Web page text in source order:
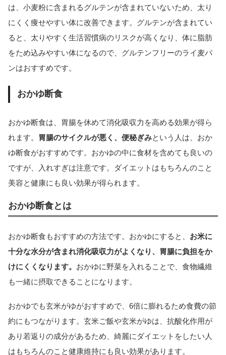
は、小麦粉に含まれるグルテンが含まれていないため、太り
にくく痩せやすい体に改善できます。グルテンが含まれてい
ると、太りやすく生活習慣病のリスクが高くなり、体に脂肪
をため込みやすい体になるので、グルテンフリーのライ麦パ
ンはおすすめです。
おかゆ断食
おかゆ断食は、胃腸を休めて消化吸収力を高める効果が得ら
れます。
胃腸のサイクルが悪く、便秘ぎみという人は、おか
ゆ断食がおすすめです。おかゆの中に食材を含めても良いの
ですが、入れすぎは注意です。ダイエットはもちろんのこと
美容と健康にも良い効果が得られます。
おかゆ断食とは
おかゆ断食もおすすめの方法です。おかゆにすると、 お米に
十分な水分が含まれ消化吸収力がよくなり、胃腸に負担をか
けにくくなります。 おかゆに野菜を入れることで、食物繊維
も一緒に摂取できることになります。
おかゆでも玄米がゆがおすすめで、6倍に膨れるため食費の節
約にもつながります。玄米ご飯や玄米がゆは、抗酸化作用が
あり若返りの成分があるため、綺麗にダイエットをしたい人
はもちろんのこと健康維持にも良い効果があります。